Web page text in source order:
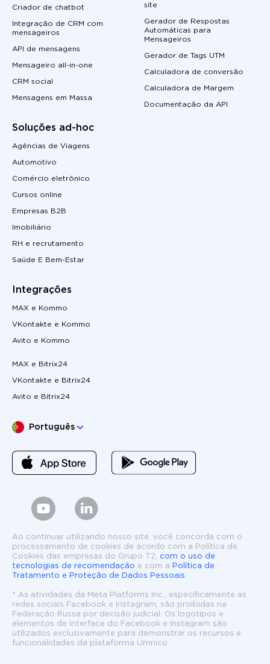
Criador de chatbot
Integração de CRM com
mensageiros
API de mensagens
Mensageiro all-in-one
CRM social
Mensagens em Massa
Soluções ad-hoc
Agências de Viagens
Automotivo
Comércio eletrônico
Cursos online
Empresas B2B
Imobiliário
RH e recrutamento
Saúde E Bem-Estar
Integrações
MAX e Kommo
VKontakte e Kommo
Avito e Kommo
MAX e Bitrix24
VKontakte e Bitrix24
Avito e Bitrix24
site
Gerador de Respostas
Automáticas para
Mensageiros
Gerador de Tags UTM
Calculadora de conversão
Calculadora de Margem
Documentação da API
Escolha o seu idioma
Português
Ao continuar utilizando nosso site, você concorda com o
processamento de cookies de acordo com a Política de
Cookies das empresas do Grupo T2, com o uso de
tecnologias de recomendação e com a
Política de
Tratamento e Proteção de Dados Pessoais
* As atividades da Meta Platforms Inc., especificamente as
redes sociais Facebook e Instagram, são proibidas na
Federação Russa por decisão judicial. Os logotipos e
elementos de interface do Facebook e Instagram são
utilizados exclusivamente para demonstrar os recursos e
funcionalidades da plataforma Umnico.